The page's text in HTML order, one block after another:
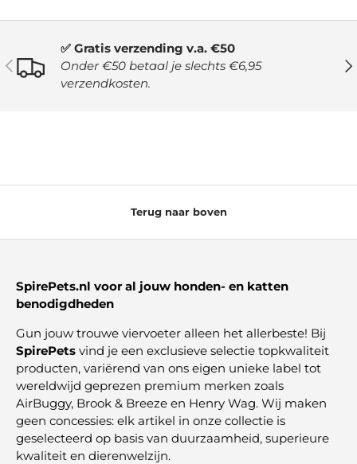
VORIGE
✅ Gratis verzending v.a. €50
Onder €50 betaal je slechts €6,95
verzendkosten.
Terug naar boven
SpirePets.nl voor al jouw honden- en katten
benodigdheden
Gun jouw trouwe viervoeter alleen het allerbeste! Bij
SpirePets vind je een exclusieve selectie topkwaliteit
producten, variërend van ons eigen unieke label tot
wereldwijd geprezen premium merken zoals
AirBuggy, Brook & Breeze en Henry Wag. Wij maken
geen concessies: elk artikel in onze collectie is
geselecteerd op basis van duurzaamheid, superieure
kwaliteit en dierenwelzijn.